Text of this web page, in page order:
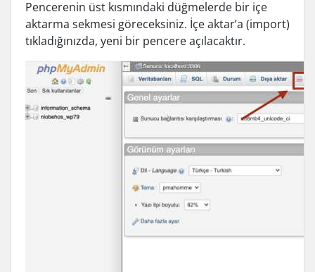
Pencerenin üst kısmındaki düğmelerde bir içe
aktarma sekmesi göreceksiniz. İçe aktar’a (import)
tıkladığınızda, yeni bir pencere açılacaktır.